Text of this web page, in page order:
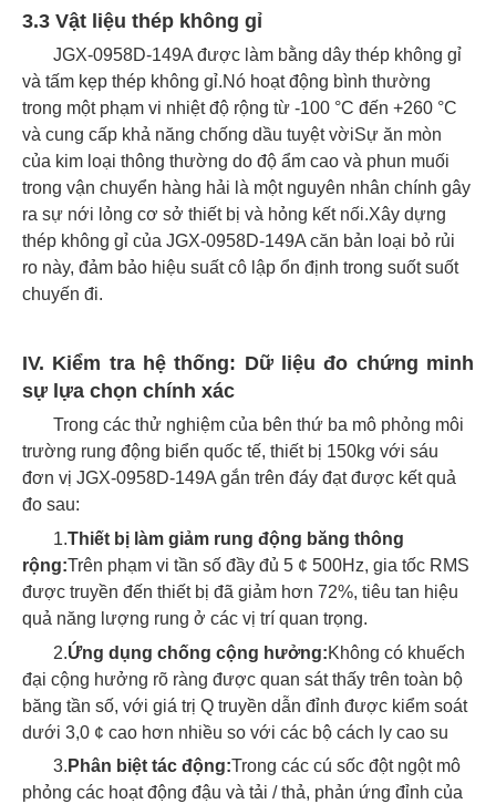
3.3 Vật liệu thép không gỉ
JGX-0958D-149A được làm bằng dây thép không gỉ
và tấm kẹp thép không gỉ.Nó hoạt động bình thường
trong một phạm vi nhiệt độ rộng từ -100 °C đến +260 °C
và cung cấp khả năng chống dầu tuyệt vờiSự ăn mòn
của kim loại thông thường do độ ẩm cao và phun muối
trong vận chuyển hàng hải là một nguyên nhân chính gây
ra sự nới lỏng cơ sở thiết bị và hỏng kết nối.Xây dựng
thép không gỉ của JGX-0958D-149A căn bản loại bỏ rủi
ro này, đảm bảo hiệu suất cô lập ổn định trong suốt suốt
chuyến đi.
IV. Kiểm tra hệ thống: Dữ liệu đo chứng minh
sự lựa chọn chính xác
Trong các thử nghiệm của bên thứ ba mô phỏng môi
trường rung động biển quốc tế, thiết bị 150kg với sáu
đơn vị JGX-0958D-149A gắn trên đáy đạt được kết quả
đo sau:
1.Thiết bị làm giảm rung động băng thông
rộng:Trên phạm vi tần số đầy đủ 5 ¢ 500Hz, gia tốc RMS
được truyền đến thiết bị đã giảm hơn 72%, tiêu tan hiệu
quả năng lượng rung ở các vị trí quan trọng.
2.Ứng dụng chống cộng hưởng:Không có khuếch
đại cộng hưởng rõ ràng được quan sát thấy trên toàn bộ
băng tần số, với giá trị Q truyền dẫn đỉnh được kiểm soát
dưới 3,0 ¢ cao hơn nhiều so với các bộ cách ly cao su
3. Phân biệt tác động:Trong các cú sốc đột ngột mô
phỏng các hoạt động đậu và tải / thả, phản ứng đỉnh của